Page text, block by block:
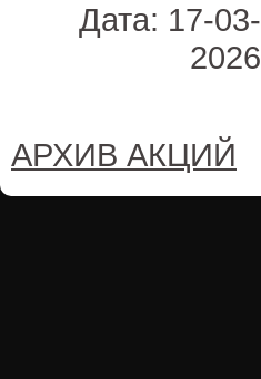
Дата: 17-03-
2026
АРХИВ АКЦИЙ